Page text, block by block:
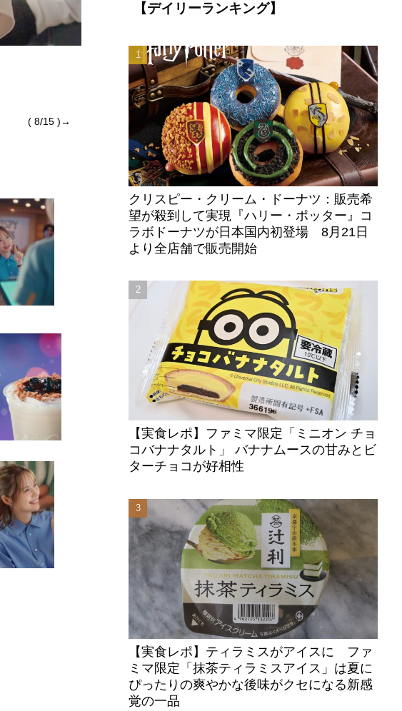
( 8/15 )→
【デイリーランキング】
クリスピー・クリーム・ドーナツ：販売希
望が殺到して実現『ハリー・ポッター』コ
ラボドーナツが日本国内初登場 8月21日
より全店舗で販売開始
【実食レポ】ファミマ限定「ミニオン チョ
コバナナタルト」 バナナムースの甘みとビ
ターチョコが好相性
【実食レポ】ティラミスがアイスに ファ
ミマ限定「抹茶ティラミスアイス」は夏に
ぴったりの爽やかな後味がクセになる新感
覚の一品